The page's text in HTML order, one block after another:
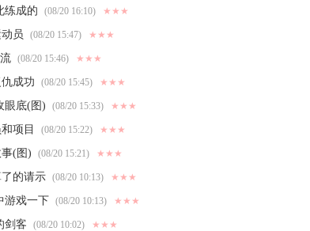
练成的 (08/20 16:10) ★★★
员 (08/20 15:47) ★★★
(08/20 15:46) ★★★
成功 (08/20 15:45) ★★★
眼底(图) (08/20 15:33) ★★★
项目 (08/20 15:22) ★★★
(图) (08/20 15:21) ★★★
的请示 (08/20 10:13) ★★★
游戏一下 (08/20 10:13) ★★★
剑客 (08/20 10:02) ★★★